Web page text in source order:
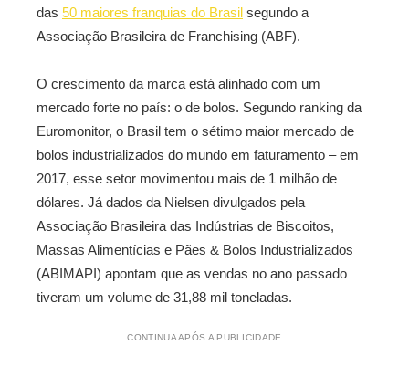
das 50 maiores franquias do Brasil segundo a
Associação Brasileira de Franchising (ABF).
O crescimento da marca está alinhado com um
mercado forte no país: o de bolos. Segundo ranking da
Euromonitor, o Brasil tem o sétimo maior mercado de
bolos industrializados do mundo em faturamento – em
2017, esse setor movimentou mais de 1 milhão de
dólares. Já dados da Nielsen divulgados pela
Associação Brasileira das Indústrias de Biscoitos,
Massas Alimentícias e Pães & Bolos Industrializados
(ABIMAPI) apontam que as vendas no ano passado
tiveram um volume de 31,88 mil toneladas.
CONTINUA APÓS A PUBLICIDADE